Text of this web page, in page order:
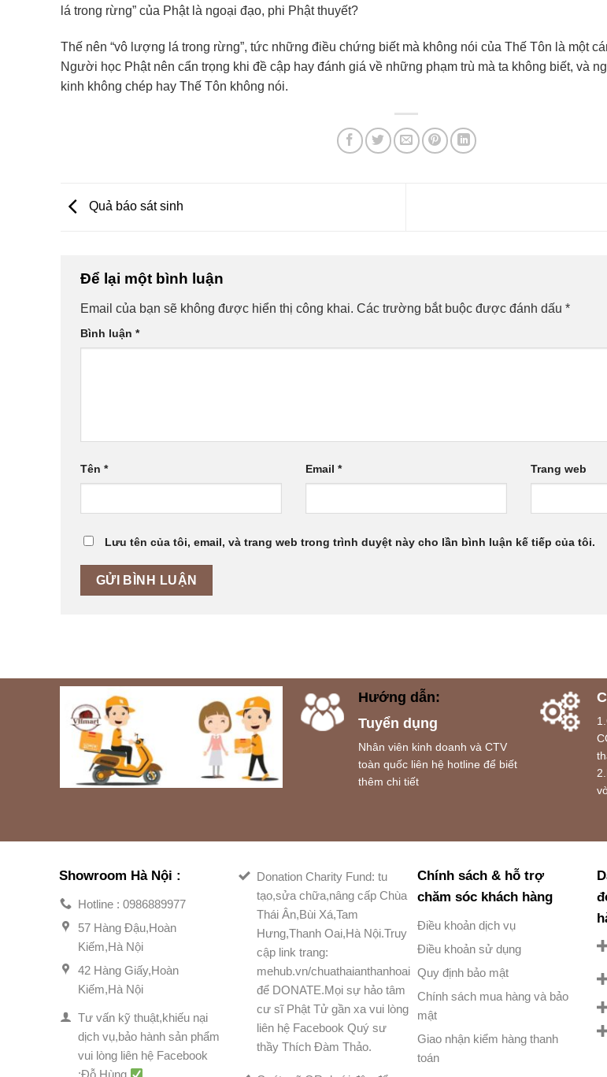
lá trong rừng” của Phật là ngoại đạo, phi Phật thuyết?
Thế nên “vô lượng lá trong rừng”, tức những điều chứng biết mà không nói của Thế Tôn là một
Người học Phật nên cẩn trọng khi đề cập hay đánh giá về những phạm trù mà ta không biết, và
kinh không chép hay Thế Tôn không nói.
Quả báo sát sinh
Để lại một bình luận
Email của bạn sẽ không được hiển thị công khai. Các trường bắt buộc được đánh dấu *
Bình luận *
Tên * Email * Trang web
Lưu tên của tôi, email, và trang web trong trình duyệt này cho lần bình luận kế tiếp của tôi.
Hướng dẫn:
Tuyển dụng
Nhân viên kinh doanh và CTV
toàn quốc liên hệ hotline để biết
thêm chi tiết
Showroom Hà Nội :
Hotline : 0986889977
57 Hàng Đậu,Hoàn
Kiếm,Hà Nội
42 Hàng Giấy,Hoàn
Kiếm,Hà Nội
Tư vấn kỹ thuật,khiếu nại
dịch vụ,bảo hành sản phẩm
vui lòng liên hệ Facebook
:Đỗ Hùng
Donation Charity Fund: tu
tạo,sửa chữa,nâng cấp Chùa
Thái Ân,Bùi Xá,Tam
Hưng,Thanh Oai,Hà Nội.Truy
cập link trang:
mehub.vn/chuathaianthanhoai
để DONATE.Mọi sự hảo tâm
cư sĩ Phật Tử gần xa vui lòng
liên hệ Facebook Quý sư
thầy Thích Đàm Thảo.
Chính sách & hỗ trợ
chăm sóc khách hàng
Điều khoản dịch vụ
Điều khoản sử dụng
Quy định bảo mật
Chính sách mua hàng và bảo
mật
Giao nhận kiểm hàng thanh
toán